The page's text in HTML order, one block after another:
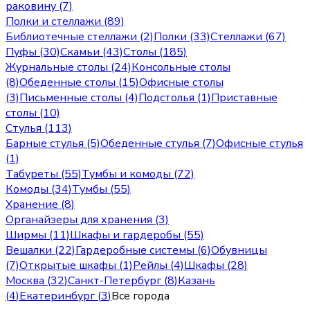
раковину (7)
Полки и стеллажи (89)
Библиотечные стеллажи (2)Полки (33)Стеллажи (67)
Пуфы (30)Скамьи (43)Столы (185)
Журнальные столы (24)Консольные столы
(8)Обеденные столы (15)Офисные столы
(3)Письменные столы (4)Подстолья (1)Приставные
столы (10)
Стулья (113)
Барные стулья (5)Обеденные стулья (7)Офисные стулья
(1)
Табуреты (55)Тумбы и комоды (72)
Комоды (34)Тумбы (55)
Хранение (8)
Органайзеры для хранения (3)
Ширмы (11)Шкафы и гардеробы (55)
Вешалки (22)Гардеробные системы (6)Обувницы
(7)Открытые шкафы (1)Рейлы (4)Шкафы (28)
Москва (32)Санкт-Петербург(8)Казань
(4)Екатеринбург(3)Все города